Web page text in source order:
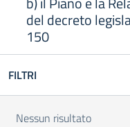
del decreto
150
FILTRI
Nessun risultato